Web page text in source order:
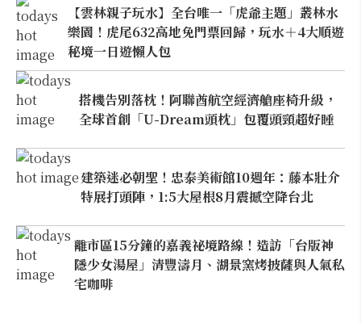
【雲林親子玩水】全台唯一「虎爺主題」叢林水
樂園！虎尾632高地免門票回歸，玩水＋4大順遊
秘境一日遊懶人包
搭機告別落枕！阿聯酋航空經濟艙座椅升級，
全球首創「U-Dream頭枕」包覆頭頸超好睡
建築迷必朝聖！忠泰美術館10週年：藤本壯介
特展打頭陣，1:5大屋根8月震撼空降台北
離市區15分鐘的嘉義祕境路線！造訪「台版神
隱少女湯屋」清豐濤月、湖景窯烤披薩與人氣私
宅咖啡